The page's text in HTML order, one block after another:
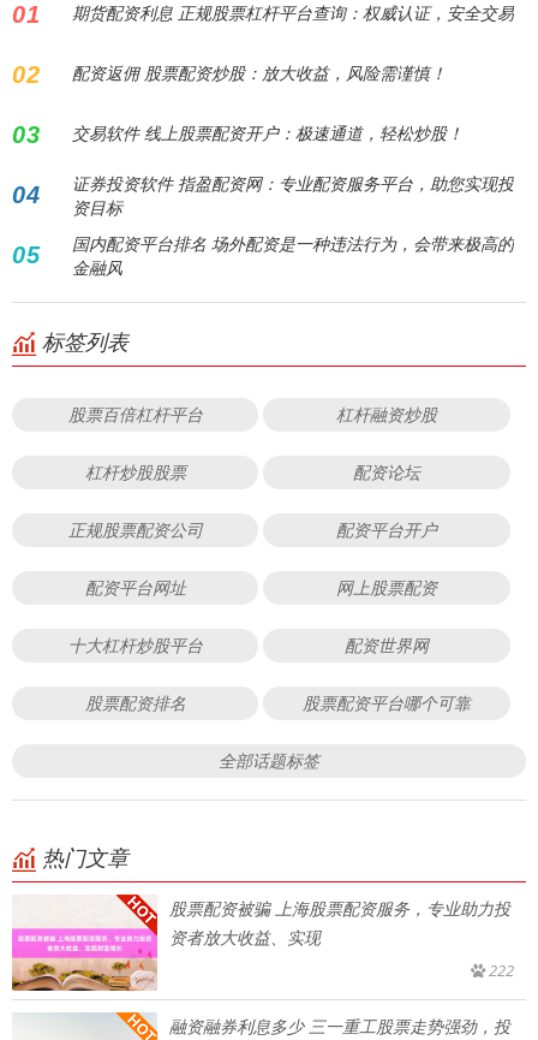
01 期货配资利息 正规股票杠杆平台查询：权威认证，安全交易
02 配资返佣 股票配资炒股：放大收益，风险需谨慎！
03 交易软件 线上股票配资开户：极速通道，轻松炒股！
04
证券投资软件 指盈配资网：专业配资服务平台，助您实现投
资目标
05
国内配资平台排名 场外配资是一种违法行为，会带来极高的
金融风
标签列表
股票百倍杠杆平台 杠杆融资炒股
杠杆炒股股票 配资论坛
正规股票配资公司 配资平台开户
配资平台网址 网上股票配资
十大杠杆炒股平台 配资世界网
股票配资排名 股票配资平台哪个可靠
全部话题标签
热门文章
股票配资被骗 上海股票配资服务，专业助力投
资者放大收益、实现
222
融资融券利息多少 三一重工股票走势强劲，投